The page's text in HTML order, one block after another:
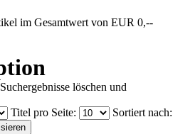
im Gesamtwert von EUR 0,--
löschen und
Titel pro Seite: Sortiert nach: